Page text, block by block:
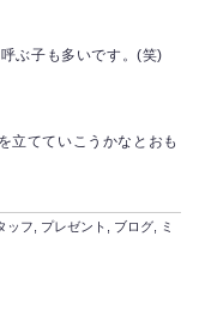
ぶ子も多いです。(笑)
立てていこうかなとおも
ッフ プレゼント ブログ
ミ